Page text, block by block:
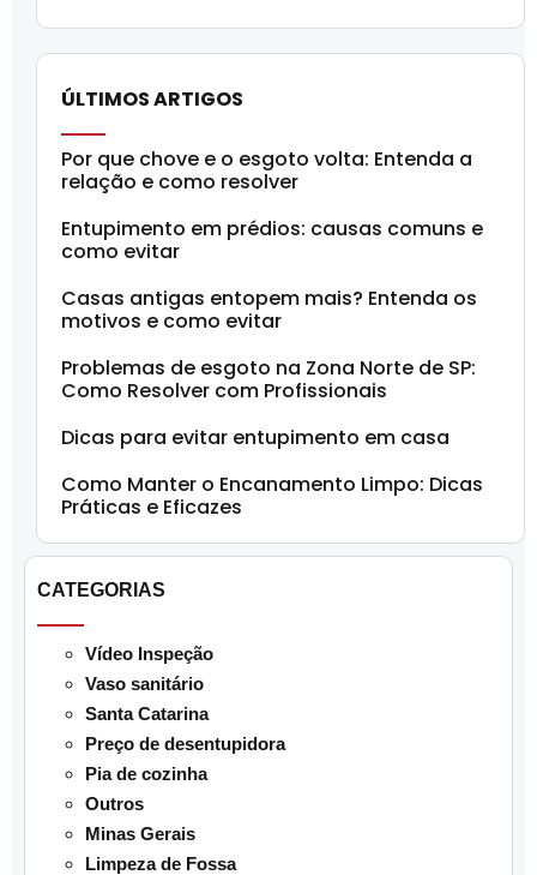
ÚLTIMOS ARTIGOS
Por que chove e o esgoto volta: Entenda a
relação e como resolver
Entupimento em prédios: causas comuns e
como evitar
Casas antigas entopem mais? Entenda os
motivos e como evitar
Problemas de esgoto na Zona Norte de SP:
Como Resolver com Profissionais
Dicas para evitar entupimento em casa
Como Manter o Encanamento Limpo: Dicas
Práticas e Eficazes
CATEGORIAS
Vídeo Inspeção
Vaso sanitário
Santa Catarina
Preço de desentupidora
Pia de cozinha
Outros
Minas Gerais
Limpeza de Fossa